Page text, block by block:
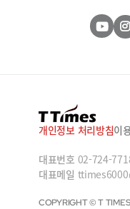
개인정보 처리방침이
대표번호 02-724-
대표메일
COPYRIGHT © T